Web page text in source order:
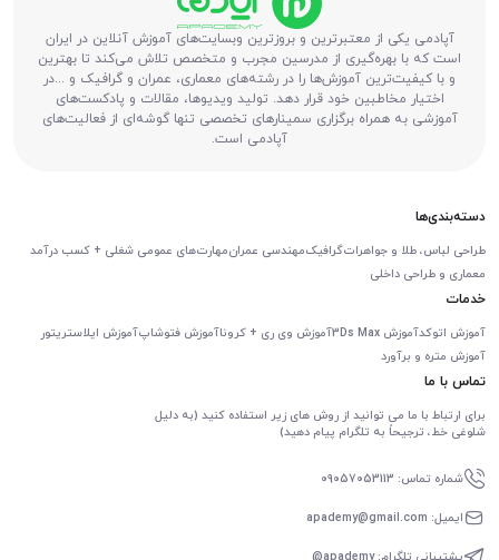
آپادمی یکی از معتبرترین و بروزترین وبسایت‌های آموزش آنلاین در ایران
است که با بهره‌گیری از مدرسین مجرب و متخصص تلاش می‌کند تا بهترین
و با کیفیت‌ترین آموزش‌ها را در رشته‌های معماری، عمران و گرافیک و ...در
اختیار مخاطبین خود قرار دهد. تولید ویدیوها، مقالات و پادکست‌های
آموزشی به همراه برگزاری سمینارهای تخصصی تنها گوشه‌ای از فعالیت‌های
آپادمی است.
دسته‌بندی‌ها
طراحی لباس، طلا و جواهراتگرافیکمهندسی عمرانمهارت‌های عمومی شغلی + کسب درآمد
معماری و طراحی داخلی
خدمات
آموزش اتوکدآموزش 3Ds Max آموزش وی ری + کروناآموزش فتوشاپآموزش ایلاستریتور
آموزش متره و برآورد
تماس با ما
برای ارتباط با ما می توانید از روش های زیر استفاده کنید (به دلیل
شلوغی خط، ترجیحاً به تلگرام پیام دهید)
شماره تماس: 09057053113
ایمیل: apademy@gmail.com